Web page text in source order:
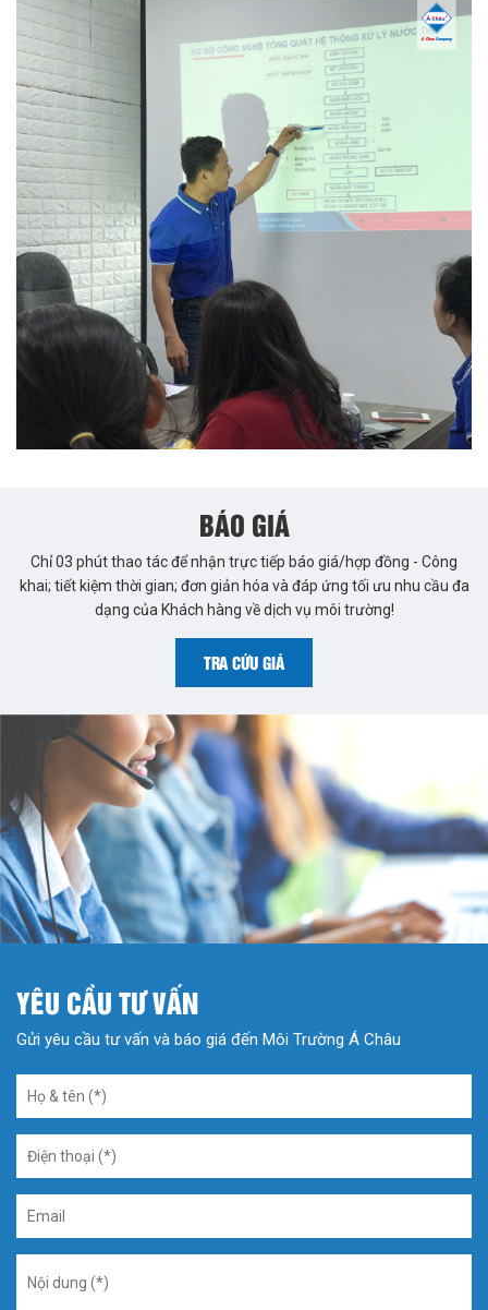
BÁO GIÁ
Chỉ 03 phút thao tác để nhận trực tiếp báo giá/hợp đồng - Công
khai; tiết kiệm thời gian; đơn giản hóa và đáp ứng tối ưu nhu cầu đa
dạng của Khách hàng về dịch vụ môi trường!
TRA CỨU GIÁ
YÊU CẦU TƯ VẤN
Gửi yêu cầu tư vấn và báo giá đến Môi Trường Á Châu